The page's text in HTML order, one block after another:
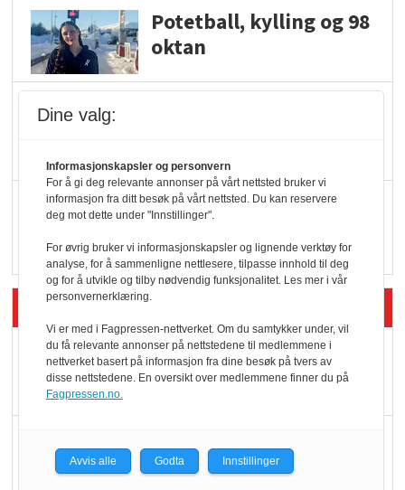
Potetball, kylling og 98
oktan
serveringstilbud
Vokser med ferdigmat
Siste artikler - Butikk i praksis
Rema-flaggskip
dundrer videre
Slik opprettholdes
ølsalget
Dine valg:
Informasjonskapsler og personvern
For å gi deg relevante annonser på vårt nettsted bruker vi
informasjon fra ditt besøk på vårt nettsted. Du kan reservere
deg mot dette under "Innstillinger".
For øvrig bruker vi informasjonskapsler og lignende verktøy for
analyse, for å sammenligne nettlesere, tilpasse innhold til deg
og for å utvikle og tilby nødvendig funksjonalitet. Les mer i vår
personvernerklæring.
Vi er med i Fagpressen-nettverket. Om du samtykker under, vil
du få relevante annonser på nettstedene til medlemmene i
nettverket basert på informasjon fra dine besøk på tvers av
disse nettstedene. En oversikt over medlemmene finner du på
Fagpressen.no.
Avvis alle Godta Innstillinger